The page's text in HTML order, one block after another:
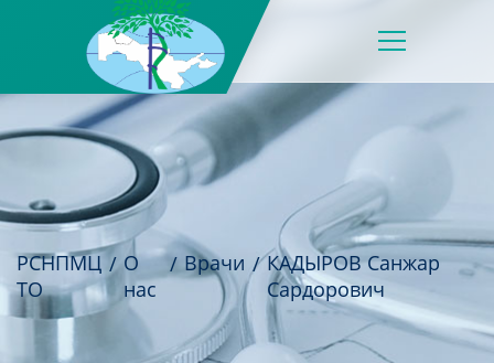
РСНПМЦ
ТО
О
нас
Врачи
КАДЫРОВ Санжар
Сардорович